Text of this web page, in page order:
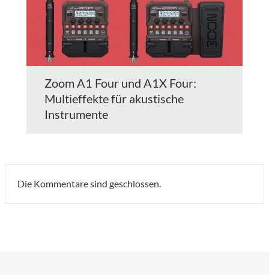
Zoom A1 Four und A1X Four:
Multieffekte für akustische
Instrumente
Die Kommentare sind geschlossen.